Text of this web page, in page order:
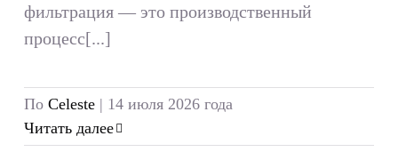
фильтрация — это производственный
процесс[...]
ПоCeleste | 14 июля 2026 года
Читать далее